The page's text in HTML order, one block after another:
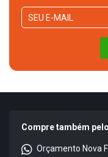
Compre também
Orçamento Nova